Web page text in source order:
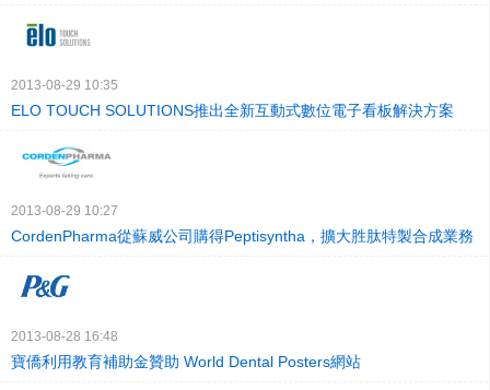
2013-08-29 10:35
ELO TOUCH SOLUTIONS推出全新互動式數位電子看板解決方案
2013-08-29 10:27
CordenPharma從蘇威公司購得Peptisyntha，擴大胜肽特製合成業務
2013-08-28 16:48
寶僑利用教育補助金贊助 World Dental Posters網站